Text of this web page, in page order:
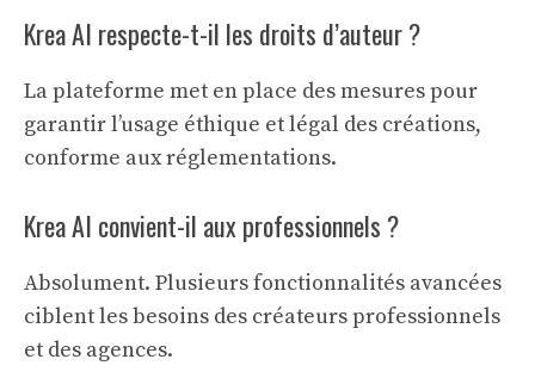
Krea AI respecte-t-il les droits d’auteur ?
La plateforme met en place des mesures pour
garantir l’usage éthique et légal des créations,
conforme aux réglementations.
Krea AI convient-il aux professionnels ?
Absolument. Plusieurs fonctionnalités avancées
ciblent les besoins des créateurs professionnels
et des agences.